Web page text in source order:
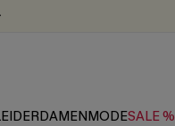
DAMENMODESALE %